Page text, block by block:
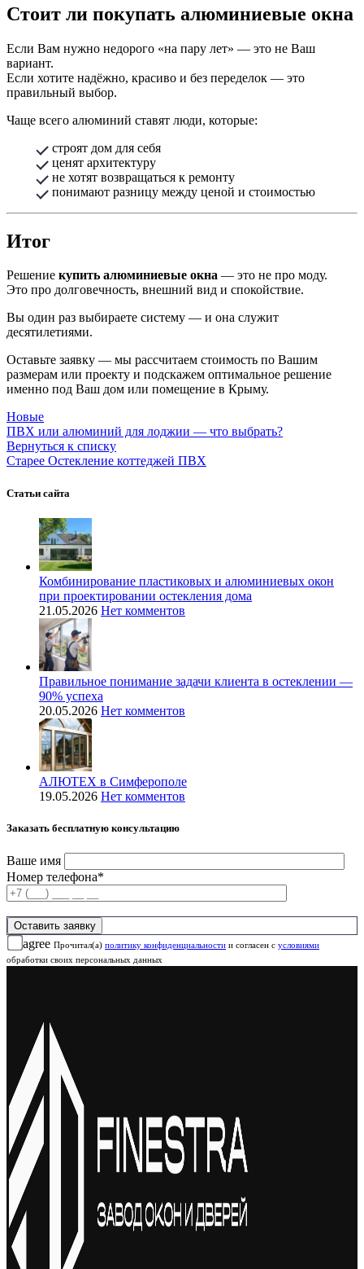
Стоит ли покупать алюминиевые окна
Если Вам нужно недорого «на пару лет» — это не Ваш
вариант.
Если хотите надёжно, красиво и без переделок — это
правильный выбор.
Чаще всего алюминий ставят люди, которые:
строят дом для себя
ценят архитектуру
не хотят возвращаться к ремонту
понимают разницу между ценой и стоимостью
Итог
Решение купить алюминиевые окна — это не про моду.
Это про долговечность, внешний вид и спокойствие.
Вы один раз выбираете систему — и она служит
десятилетиями.
Оставьте заявку — мы рассчитаем стоимость по Вашим
размерам или проекту и подскажем оптимальное решение
именно под Ваш дом или помещение в Крыму.
Новые
ПВХ или алюминий для лоджии — что выбрать?
Вернуться к списку
Старее Остекление коттеджей ПВХ
Статьи сайта
Комбинирование пластиковых и алюминиевых окон
при проектировании остекления дома
21.05.2026 Нет комментов
Правильное понимание задачи клиента в остеклении —
90% успеха
20.05.2026 Нет комментов
АЛЮТЕХ в Симферополе
19.05.2026 Нет комментов
Заказать бесплатную консультацию
Ваше имя
Номер телефона*
agree Прочитал(а) политику конфиденциальности и согласен с условиями
обработки своих персональных данных